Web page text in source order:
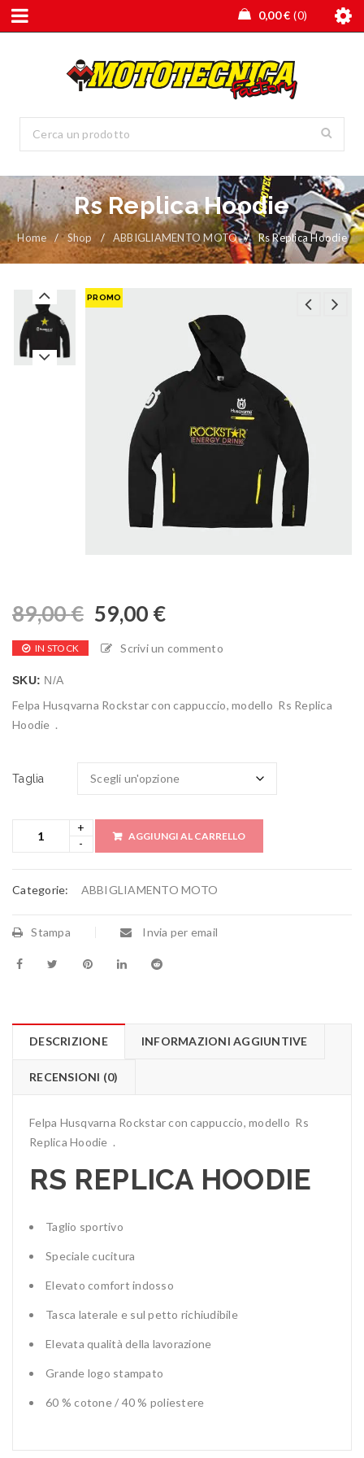
0,00€ 0
Rs Replica Hoodie
Home / Shop / ABBIGLIAMENTO MOTO / Rs Replica Hoodie
PROMO
89,00€ 59,00 €
IN STOCK Scrivi un commento
SKU: N/A
Felpa Husqvarna Rockstar con cappuccio, modello Rs Replica
Hoodie .
Taglia
AGGIUNGI AL CARRELLO
Categorie: ABBIGLIAMENTO MOTO
Stampa Invia per email
DESCRIZIONE INFORMAZIONI AGGIUNTIVE
RECENSIONI (0)
Felpa Husqvarna Rockstar con cappuccio, modello Rs
Replica Hoodie .
RS REPLICA HOODIE
Taglio sportivo
Speciale cucitura
Elevato comfort indosso
Tasca laterale e sul petto richiudibile
Elevata qualità della lavorazione
Grande logo stampato
60 % cotone / 40 % poliestere